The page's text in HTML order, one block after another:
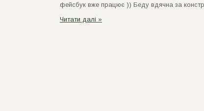
фейсбук вже працює )) Беду вдячна за
Читати далі »